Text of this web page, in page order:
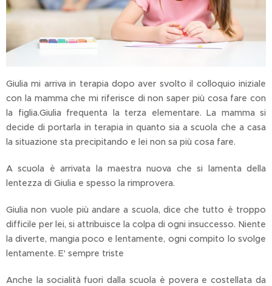
Giulia mi arriva in terapia dopo aver svolto il colloquio iniziale
con la mamma che mi riferisce di non saper più cosa fare con
la figlia.Giulia frequenta la terza elementare. La mamma si
decide di portarla in terapia in quanto sia a scuola che a casa
la situazione sta precipitando e lei non sa più cosa fare.
A scuola è arrivata la maestra nuova che si lamenta della
lentezza di Giulia e spesso la rimprovera.
Giulia non vuole più andare a scuola, dice che tutto è troppo
difficile per lei, si attribuisce la colpa di ogni insuccesso. Niente
la diverte, mangia poco e lentamente, ogni compito lo svolge
lentamente. E' sempre triste
Anche la socialità fuori dalla scuola è povera e costellata da